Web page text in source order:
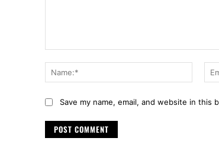
Name:*
Save my name, email, and website in